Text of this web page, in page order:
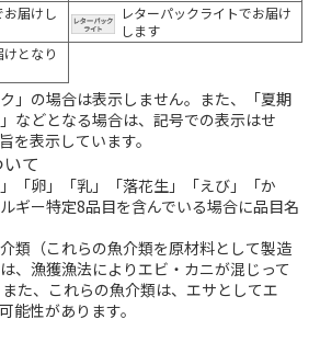
届けし
レターパックライトでお届け
します
となり
」の場合は表示しません。また、「夏期
などとなる場合は、記号での表示はせ
を表示しています。
て
「卵」「乳」「落花生」「えび」「か
ギー特定8品目を含んでいる場合に品目名
類（これらの魚介類を原材料として製造
、漁獲漁法によりエビ・カニが混じって
た、これらの魚介類は、エサとしてエ
能性があります。